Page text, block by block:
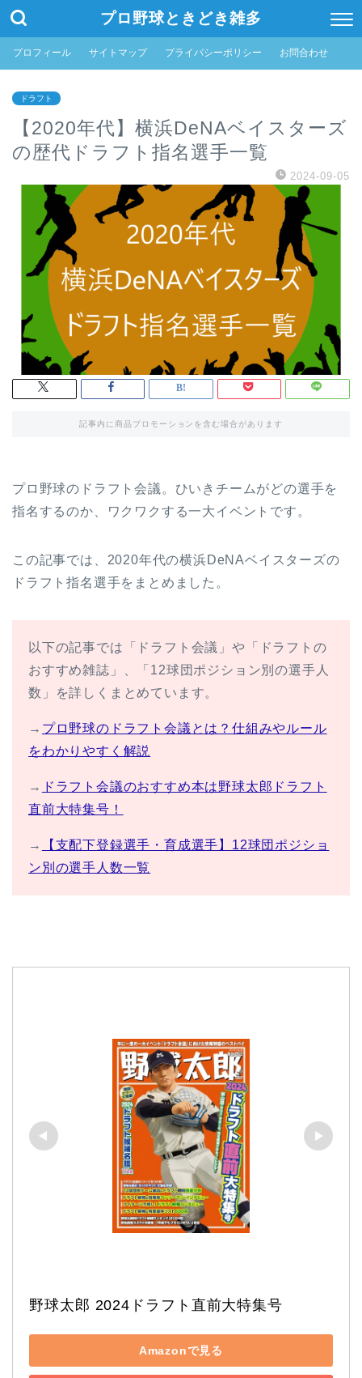
プロ野球ときどき雑多
プロフィール サイトマップ プライバシーポリシー お問合わせ
ドラフト
【2020年代】横浜DeNAベイスターズ
の歴代ドラフト指名選手一覧
2024-09-05
記事内に商品プロモーションを含む場合があります
プロ野球のドラフト会議。ひいきチームがどの選手を
指名するのか、ワクワクする一大イベントです。
この記事では、2020年代の横浜DeNAベイスターズの
ドラフト指名選手をまとめました。
以下の記事では「ドラフト会議」や「ドラフトの
おすすめ雑誌」、「12球団ポジション別の選手人
数」を詳しくまとめています。
→ プロ野球のドラフト会議とは？仕組みやルール
をわかりやすく解説
→ ドラフト会議のおすすめ本は野球太郎ドラフト
直前大特集号！
→
【支配下登録選手・育成選手】12球団ポジショ
ン別の選手人数一覧
野球太郎 2024ドラフト直前大特集号
Amazonで見る